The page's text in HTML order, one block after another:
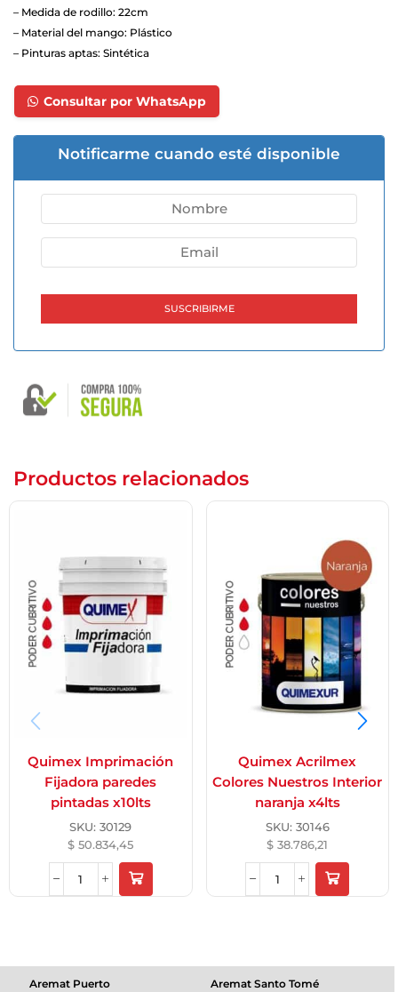
Si fuera necesario, reparar imperfecciones con ENDUIDO
PLASTICO QUIMEX. Posteriormente aplicar una mano de
dilución máxima del 10 %.
3. Superficies ya pintadas
Asegurarse que la pintura anterior esté firme y en buenas
condiciones, lavar, lijar y aplicar. Si la pintura se encuentra
luego proceder como se detalla anteriormente.
– Aplicación:
Homogeneizar bien el contenido del envase antes de
AIRLESS. Se debe tener en cuenta la dilución para cada
de 2 manos. Se puede diluir la primera mano hasta un
10% de agua. Dejar transcurrir un mínimo de 6 hs entre
– Medida de rodillo: 22cm
– Material del mango: Plástico
– Pinturas aptas: Sintética
Consultar por WhatsApp
Notificarme cuando esté disponible
Productos relacionados
Quimex Imprimación
Fijadora paredes
pintadas x10lts
SKU:30129
$ 50.834,45
Quimex Acrilmex
Colores Nuestros Interior
naranja x4lts
SKU: 30146
$ 38.786,21
Aremat Santo Tomé
Aremat Puerto